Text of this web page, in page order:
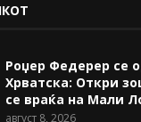
Роџер Федерер се
Хрватска: Откри
се враќа на Мали
август 8, 2026